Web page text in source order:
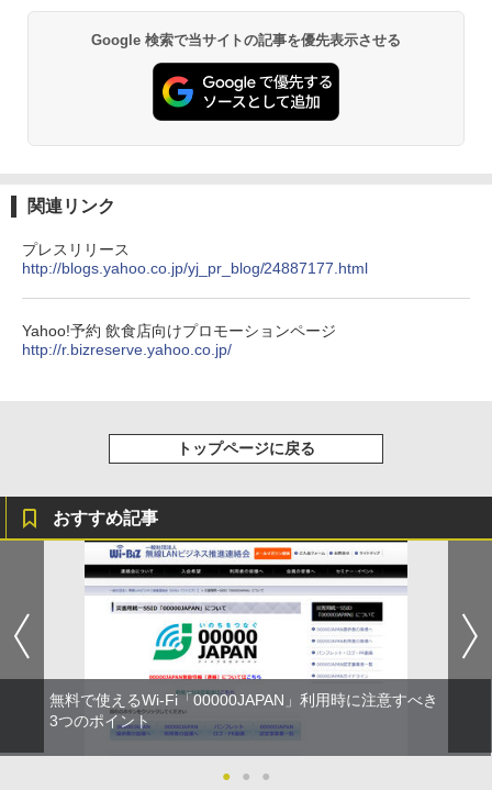
Google 検索で当サイトの記事を優先表示させる
関連リンク
プレスリリース
http://blogs.yahoo.co.jp/yj_pr_blog/24887177.html
Yahoo!予約 飲食店向けプロモーションページ
http://r.bizreserve.yahoo.co.jp/
トップページに戻る
おすすめ記事
無料で使えるWi-Fi「00000JAPAN」利用時に注意すべき
3つのポイント
● ● ●